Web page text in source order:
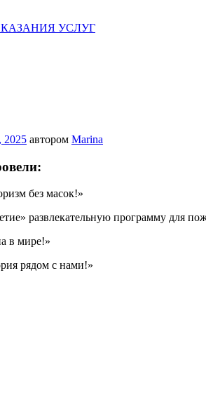
УСЛУГ
2025 автором Marina
без масок!»
развлекательную программу для
в мире!»
рядом с нами!»